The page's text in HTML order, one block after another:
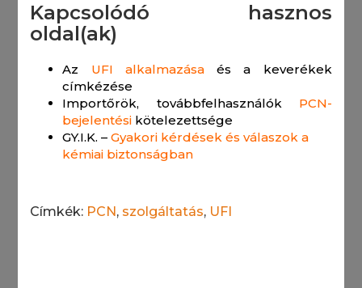
Ingyenes konzultáció
Kapcsolódó hasznos
oldal(ak)
Az UFI alkalmazásaés a keverékek
címkézése
Importőrök, továbbfelhasználók PCN-
bejelentési kötelezettsége
GY.I.K. –Gyakori kérdések és válaszok a
kémiai biztonságban
Címkék: PCN , szolgáltatás, UFI